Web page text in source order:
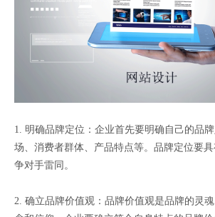
1. 明确品牌定位：企业首先要明确自己的品
场、消费者群体、产品特点等。品牌定位要
争对手雷同。
2. 确立品牌价值观：品牌价值观是品牌的灵